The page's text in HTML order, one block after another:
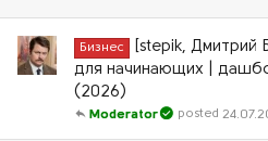
Бизнес
[stepik, Дмитрий
для начинающих |
(2026)
Moderator